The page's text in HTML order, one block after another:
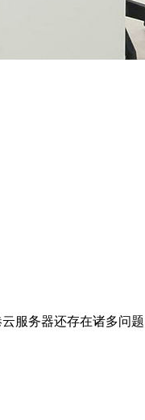
服务器还存在诸多问